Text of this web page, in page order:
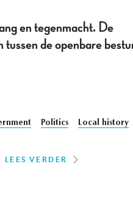
en tegenmacht. De
tussen de openbare
Politics
Local history
LEES VERDER